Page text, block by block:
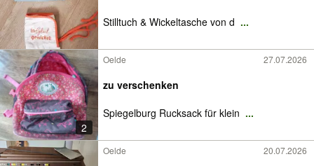
Stilltuch & Wickeltasche von d ...
2
Oelde 27.07.2026
zu verschenken
Spiegelburg Rucksack für klein ...
Oelde 20.07.2026